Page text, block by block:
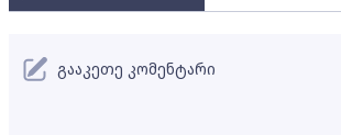
გააკეთე კომენტარი